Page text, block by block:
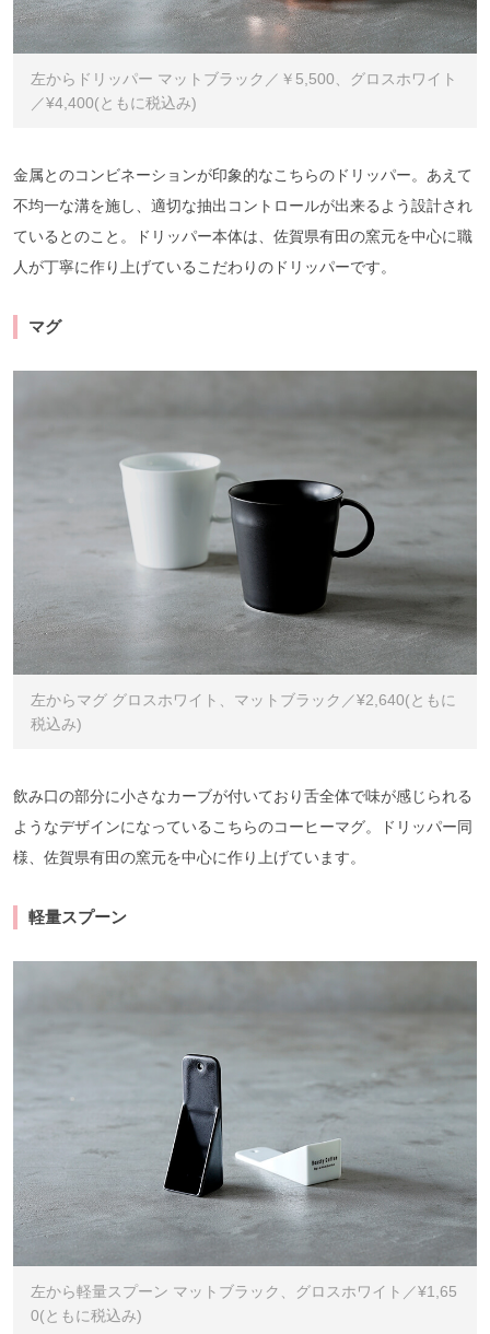
左からドリッパー マットブラック／￥5,500、グロスホワイト
／¥4,400(ともに税込み)
金属とのコンビネーションが印象的なこちらのドリッパー。あえて
不均一な溝を施し、適切な抽出コントロールが出来るよう設計され
ているとのこと。ドリッパー本体は、佐賀県有田の窯元を中心に職
人が丁寧に作り上げているこだわりのドリッパーです。
マグ
左からマグ グロスホワイト、マットブラック／¥2,640(ともに
税込み)
飲み口の部分に小さなカーブが付いており舌全体で味が感じられる
ようなデザインになっているこちらのコーヒーマグ。ドリッパー同
様、佐賀県有田の窯元を中心に作り上げています。
軽量スプーン
左から軽量スプーン マットブラック、グロスホワイト／¥1,65
0(ともに税込み)